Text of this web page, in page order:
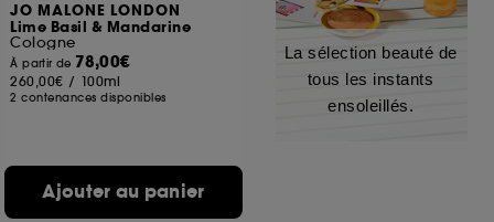
JO MALONE LONDON
Lime Basil & Mandarine
Cologne
À partir de 78,00€
260,00€ / 100ml
2 contenances disponibles
Ajouter au panier
La sélection beauté de
tous les instants
ensoleillés.